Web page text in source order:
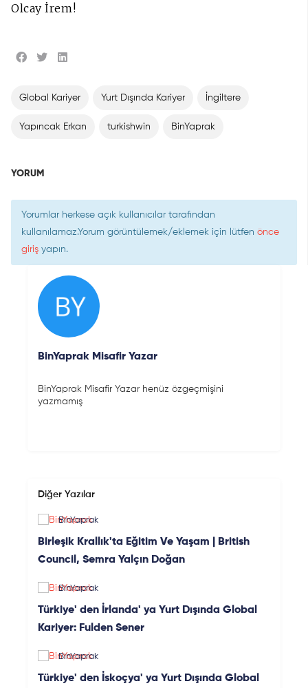
Olcay İrem!
Global Kariyer Yurt Dışında Kariyer İngiltere
Yapıncak Erkan turkishwin BinYaprak
YORUM
Yorumlar herkese açık kullanıcılar tarafından
kullanılamaz.Yorum görüntülemek/eklemek için lütfen önce
giriş yapın.
BinYaprak Misafir Yazar
BinYaprak Misafir Yazar henüz özgeçmişini
yazmamış
Diğer Yazılar
BinYaprak
Birleşik Krallık'ta Eğitim Ve Yaşam | British
Council, Semra Yalçın Doğan
BinYaprak
Türkiye' den İrlanda' ya Yurt Dışında Global
Kariyer: Fulden Sener
BinYaprak
Türkiye' den İskoçya' ya Yurt Dışında Global